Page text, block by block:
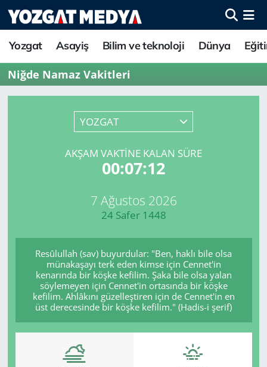
Yozgat Asayiş Bilim ve teknoloji Dünya
Niğde Namaz Vakitleri
YOZGAT
AKŞAM VAKTINE KALAN SÜRE
00:07:12
7 Ağustos 2026
24 Safer 1448
Resûlullah (sav) buyurdular: "Ben, haklı bile olsa
münakaşayı terk eden kimse için Cennet'in
kenarında bir köşke kefilim. Şaka bile olsa yalan
söylemeyen için Cennet'in ortasında bir köşke
kefilim. Ahlâkını güzelleştiren için de Cennet'in en
üst derecesinde bir köşke kefilim." (Hadis-i şerif)